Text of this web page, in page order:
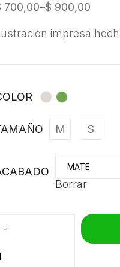
700,00–$ 900,00
impresa
M S
Borrar